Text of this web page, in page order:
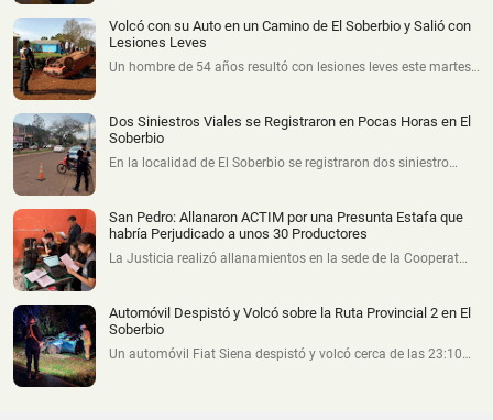
Volcó con su Auto en un Camino de El Soberbio y Salió con
Lesiones Leves
Un hombre de 54 años resultó con lesiones leves este martes…
Dos Siniestros Viales se Registraron en Pocas Horas en El
Soberbio
En la localidad de El Soberbio se registraron dos siniestro…
San Pedro: Allanaron ACTIM por una Presunta Estafa que
habría Perjudicado a unos 30 Productores
La Justicia realizó allanamientos en la sede de la Cooperat…
Automóvil Despistó y Volcó sobre la Ruta Provincial 2 en El
Soberbio
Un automóvil Fiat Siena despistó y volcó cerca de las 23:10…